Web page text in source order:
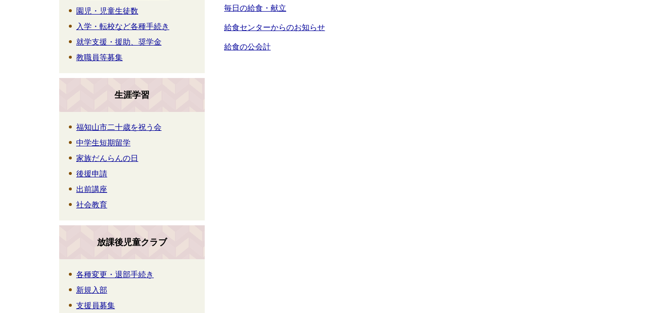
毎日の給食・献立
給食センターからのお知らせ
給食の公会計
園児・児童生徒数
入学・転校など各種手続き
就学支援・援助、奨学金
教職員等募集
生涯学習
福知山市二十歳を祝う会
中学生短期留学
家族だんらんの日
後援申請
出前講座
社会教育
放課後児童クラブ
各種変更・退部手続き
新規入部
支援員募集